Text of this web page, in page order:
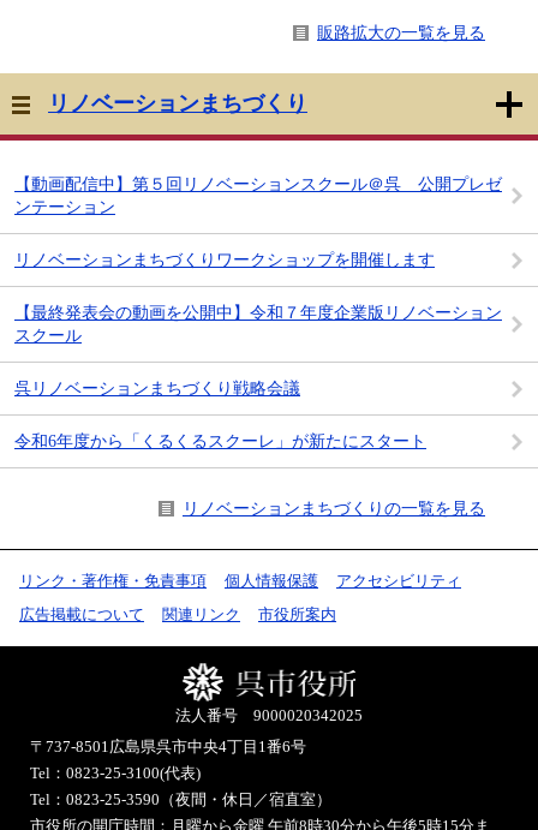
販路拡大の一覧を見る
リノベーションまちづくり
【動画配信中】第５回リノベーションスクール＠呉 公開プレゼ
ンテーション
リノベーションまちづくりワークショップを開催します
【最終発表会の動画を公開中】令和７年度企業版リノベーション
スクール
呉リノベーションまちづくり戦略会議
令和6年度から「くるくるスクーレ」が新たにスタート
リノベーションまちづくりの一覧を見る
リンク・著作権・免責事項 個人情報保護
アクセシビリティ
広告掲載について
関連リンク 市役所案内
法人番号 9000020342025
〒737-8501 広島県呉市中央4丁目1番6号
Tel：0823-25-3100(代表)
Tel：0823-25-3590（夜間・休日／宿直室）